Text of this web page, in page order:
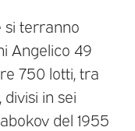
si terranno
Angelico 49
750 lotti, tra
in sei
del 1955